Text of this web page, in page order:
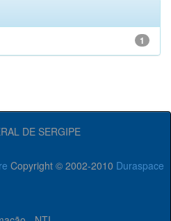
1
DE SERGIPE
Copyright © 2002-2010 Duraspace